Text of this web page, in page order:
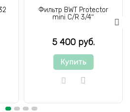
Фильтр BWT Protector
mini C/R 3/4″
5 400 руб.
Купить